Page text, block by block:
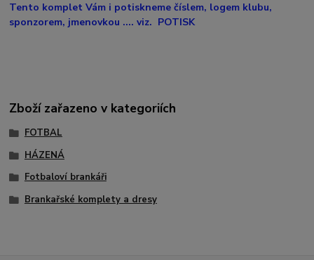
Tento komplet Vám i potiskneme číslem, logem klubu,
sponzorem, jmenovkou .... viz. POTISK
Zboží zařazeno v kategoriích
FOTBAL
HÁZENÁ
Fotbaloví brankáři
Brankařské komplety a dresy